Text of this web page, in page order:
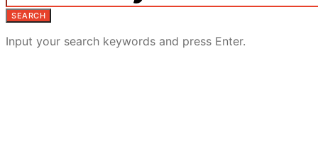
SEARCH
Input your search keywords and press Enter.